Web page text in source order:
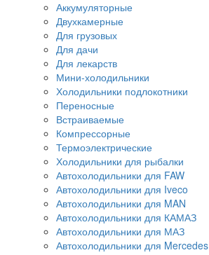
Аккумуляторные
Двухкамерные
Для грузовых
Для дачи
Для лекарств
Мини-холодильники
Холодильники подлокотники
Переносные
Встраиваемые
Компрессорные
Термоэлектрические
Холодильники для рыбалки
Автохолодильники для FAW
Автохолодильники для Iveco
Автохолодильники для MAN
Автохолодильники для КАМАЗ
Автохолодильники для МАЗ
Автохолодильники для Mercedes